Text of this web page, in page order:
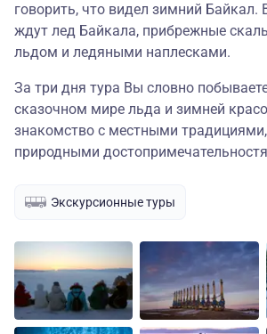
говорить, что видел зимний Байкал.
ждут лед Байкала, прибрежные
льдом и ледяными наплесками.
За три дня тура Вы словно
сказочном мире льда и зимней
знакомство с местными традициями,
природными
Экскурсионные туры